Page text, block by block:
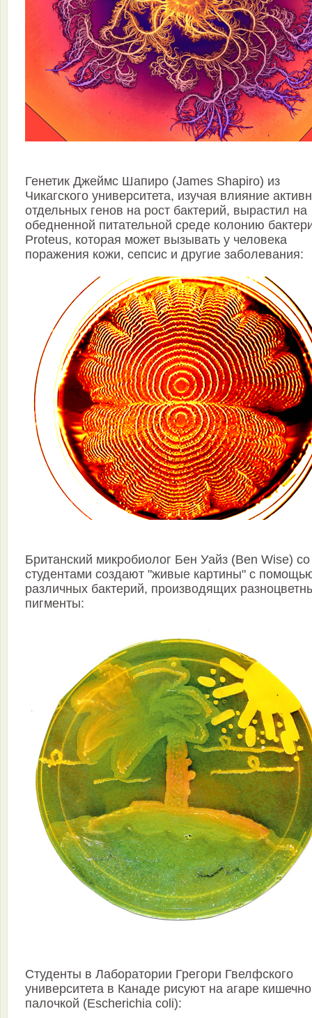
Генетик Джеймс Шапиро (James Shapiro) из
Чикагского университета, изучая влияние
отдельных генов на рост бактерий, вырастил на
обедненной питательной среде колонию
Proteus, которая может вызывать у человека
поражения кожи, сепсис и другие заболевания:
Британский микробиолог Бен Уайз (Ben Wise) со
студентами создают "живые картины" с
различных бактерий, производящих
пигменты:
Студенты в Лаборатории Грегори Гвелфского
университета в Канаде рисуют на агаре
палочкой (Escherichia coli):